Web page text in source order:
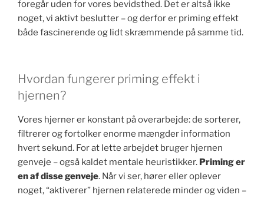
foregår uden for vores bevidsthed. Det er altså ikke
noget, vi aktivt beslutter – og derfor er priming effekt
både fascinerende og lidt skræmmende på samme tid.
Hvordan fungerer priming effekt i
hjernen?
Vores hjerner er konstant på overarbejde: de sorterer,
filtrerer og fortolker enorme mængder information
hvert sekund. For at lette arbejdet bruger hjernen
genveje – også kaldet mentale heuristikker. Priming er
en af disse genveje. Når vi ser, hører eller oplever
noget, “aktiverer” hjernen relaterede minder og viden –